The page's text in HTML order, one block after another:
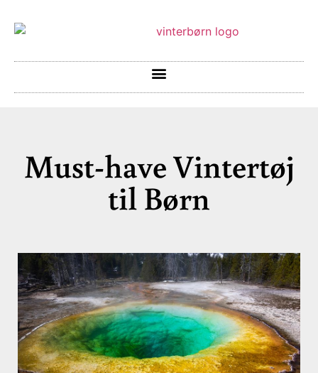
Must-have Vintertøj
til Børn